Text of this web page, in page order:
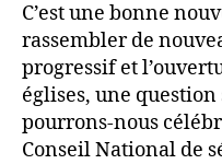
C’est une bonne
rassembler de
progressif et
églises, une question
pourrons-nous
Conseil National de